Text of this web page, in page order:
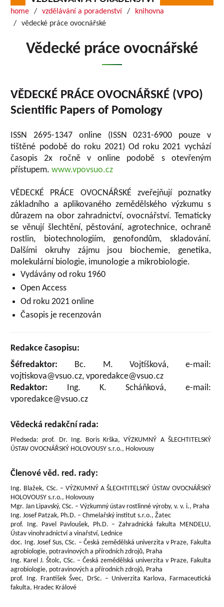
home vzdělávání a poradenství
knihovna
vědecké práce ovocnářské
Vědecké práce ovocnářské
VĚDECKÉ PRÁCE OVOCNÁŘSKÉ (VPO)
Scientific Papers of Pomology
ISSN 2695-1347 online (ISSN 0231-6900 pouze v
tištěné podobě do roku 2021) Od roku 2021 vychází
časopis 2x ročně v online podobě s otevřeným
přístupem.www.vpovsuo.cz
VĚDECKÉ PRÁCE OVOCNÁŘSKÉ zveřejňují poznatky
základního a aplikovaného zemědělského výzkumu s
důrazem na obor zahradnictví, ovocnářství. Tematicky
se věnují šlechtění, pěstování, agrotechnice, ochraně
rostlin, biotechnologiím, genofondům, skladování.
Dalšími okruhy zájmu jsou biochemie, genetika,
molekulární biologie, imunologie a mikrobiologie.
Vydávány od roku 1960
Open Access
Od roku 2021 online
Časopis je recenzován
Redakce časopisu:
Šéfredaktor: Bc. M. Vojtíšková, e-mail:
vojtiskova@vsuo.cz, vporedakce@vsuo.cz
Redaktor: Ing. K. Scháňková, e-mail:
vporedakce@vsuo.cz
Vědecká redakční rada:
Předseda: prof. Dr. Ing. Boris Krška, VÝZKUMNÝ A ŠLECHTITELSKÝ
ÚSTAV OVOCNÁŘSKÝ HOLOVOUSY s.r.o., Holovousy
Členové věd. red. rady:
Ing. Blažek, CSc. – VÝZKUMNÝ A ŠLECHTITELSKÝ ÚSTAV OVOCNÁŘSKÝ
HOLOVOUSY s.r.o., Holovousy
Mgr. Jan Lipavský, CSc. – Výzkumný ústav rostlinné výroby, v. v. i., Praha
Ing. Josef Patzak, Ph.D. – Chmelařský institut s.r.o., Žatec
prof. Ing. Pavel Pavloušek, Ph.D. – Zahradnická fakulta MENDELU,
Ústav vinohradnictví a vinařství, Lednice
doc. Ing. Josef Sus, CSc. – Česká zemědělská univerzita v Praze, Fakulta
agrobiologie, potravinových a přírodních zdrojů, Praha
Ing. Karel J. Štolc, CSc. – Česká zemědělská univerzita v Praze, Fakulta
agrobiologie, potravinových a přírodních zdrojů, Praha
prof. Ing. František Švec, DrSc. – Univerzita Karlova, Farmaceutická
fakulta, Hradec Králové